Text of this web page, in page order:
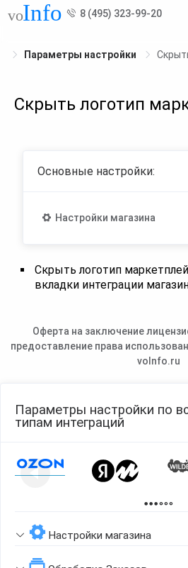
8 (495) 323-99-20
Параметры настройки
Скрыть логотип
Основные настройки:
Настройки магазина
Скрыть логотип
вкладки интеграции
Оферта на заключение
предоставление права
voInfo.ru
Параметры настройки по
типам интеграций
Настройки магазина